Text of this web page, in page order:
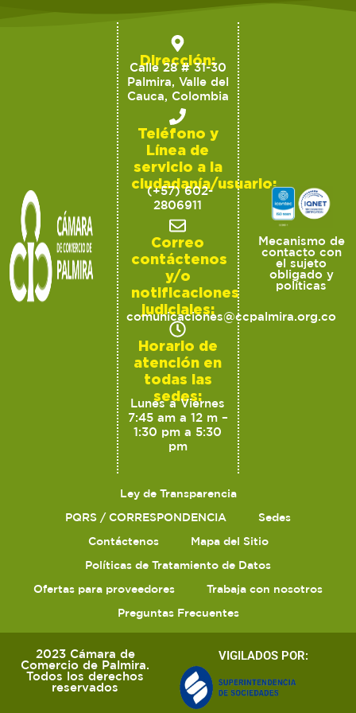
Dirección:
Calle 28 # 31-30
Palmira, Valle del
Cauca, Colombia
Teléfono y
Línea de
servicio a la
ciudadanía/usuario:
(+57) 602-
2806911
Correo
contáctenos
y/o
notificaciones
judiciales:
comunicaciones@ccpalmira.org.co
Horario de
atención en
todas las
sedes:
Lunes a Viernes
7:45 am a 12 m –
1:30 pm a 5:30
pm
Mecanismo de
contacto con
el sujeto
obligado y
políticas
Ley de Transparencia
PQRS / CORRESPONDENCIA
Sedes
Contáctenos
Mapa del Sitio
Políticas de Tratamiento de Datos
Ofertas para proveedores
Trabaja con nosotros
Preguntas Frecuentes
2023 Cámara de
Comercio de Palmira.
Todos los derechos
reservados
VIGILADOS POR: